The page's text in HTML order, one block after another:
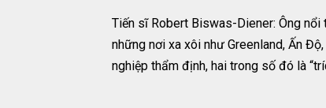
Tiến sĩ Robert Biswas-Diener: Ông
những nơi xa xôi như Greenland, Ấn
nghiệp thẩm định, hai trong số đó là